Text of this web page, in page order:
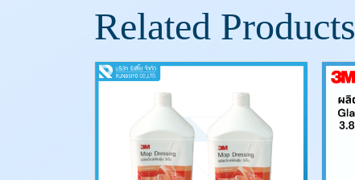
Related Products